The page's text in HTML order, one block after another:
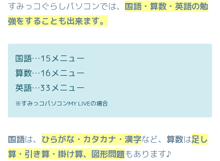
すみっコぐらしパソコンでは、 国語・算数・英語の勉
強をすることも出来ます。
国語…15メニュー
算数…16メニュー
英語…33メニュー
※すみっコパソコンMY LIVEの場合
国語は、 ひらがな・カタカナ・漢字など、 算数は足し
算・引き算・掛け算、図形問題もあります♪